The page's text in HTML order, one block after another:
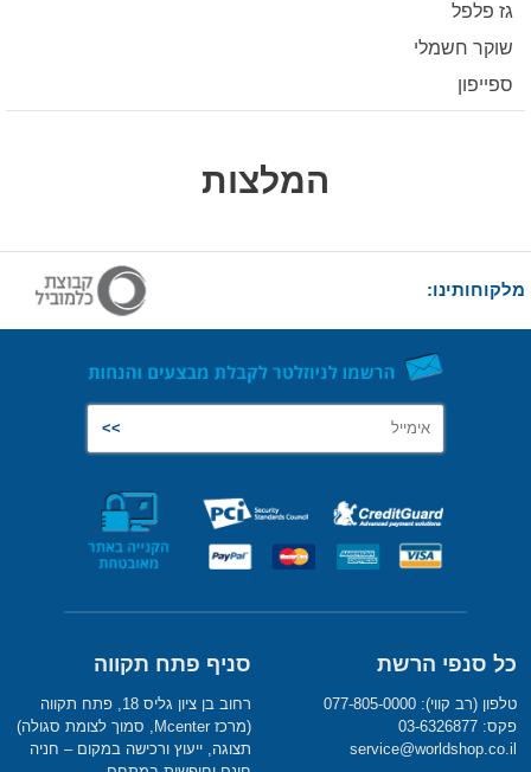
גז פלפל
שוקר חשמלי
ספייפון
המלצות
מלקוחותינו:
כל סנפי הרשת
טלפון (רב קווי): 077-805-0000
פקס: 03-6326877
service@worldshop.co.il
סניף פתח תקווה
רחוב בן ציון גליס 18, פתח תקווה
(מרכז Mcenter, סמוך לצומת סגולה)
תצוגה, ייעוץ ורכישה במקום – חניה